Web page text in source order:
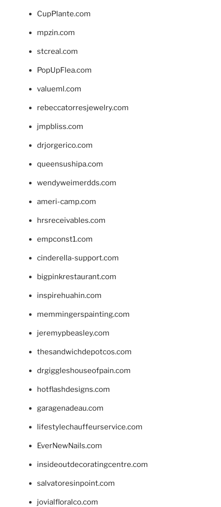
CupPlante.com
mpzin.com
stcreal.com
PopUpFlea.com
valueml.com
rebeccatorresjewelry.com
jmpbliss.com
drjorgerico.com
queensushipa.com
wendyweimerdds.com
ameri-camp.com
hrsreceivables.com
empconst1.com
cinderella-support.com
bigpinkrestaurant.com
inspirehuahin.com
memmingerspainting.com
jeremypbeasley.com
thesandwichdepotcos.com
drgiggleshouseofpain.com
hotflashdesigns.com
garagenadeau.com
lifestylechauffeurservice.com
EverNewNails.com
insideoutdecoratingcentre.com
salvatoresinpoint.com
jovialfloralco.com